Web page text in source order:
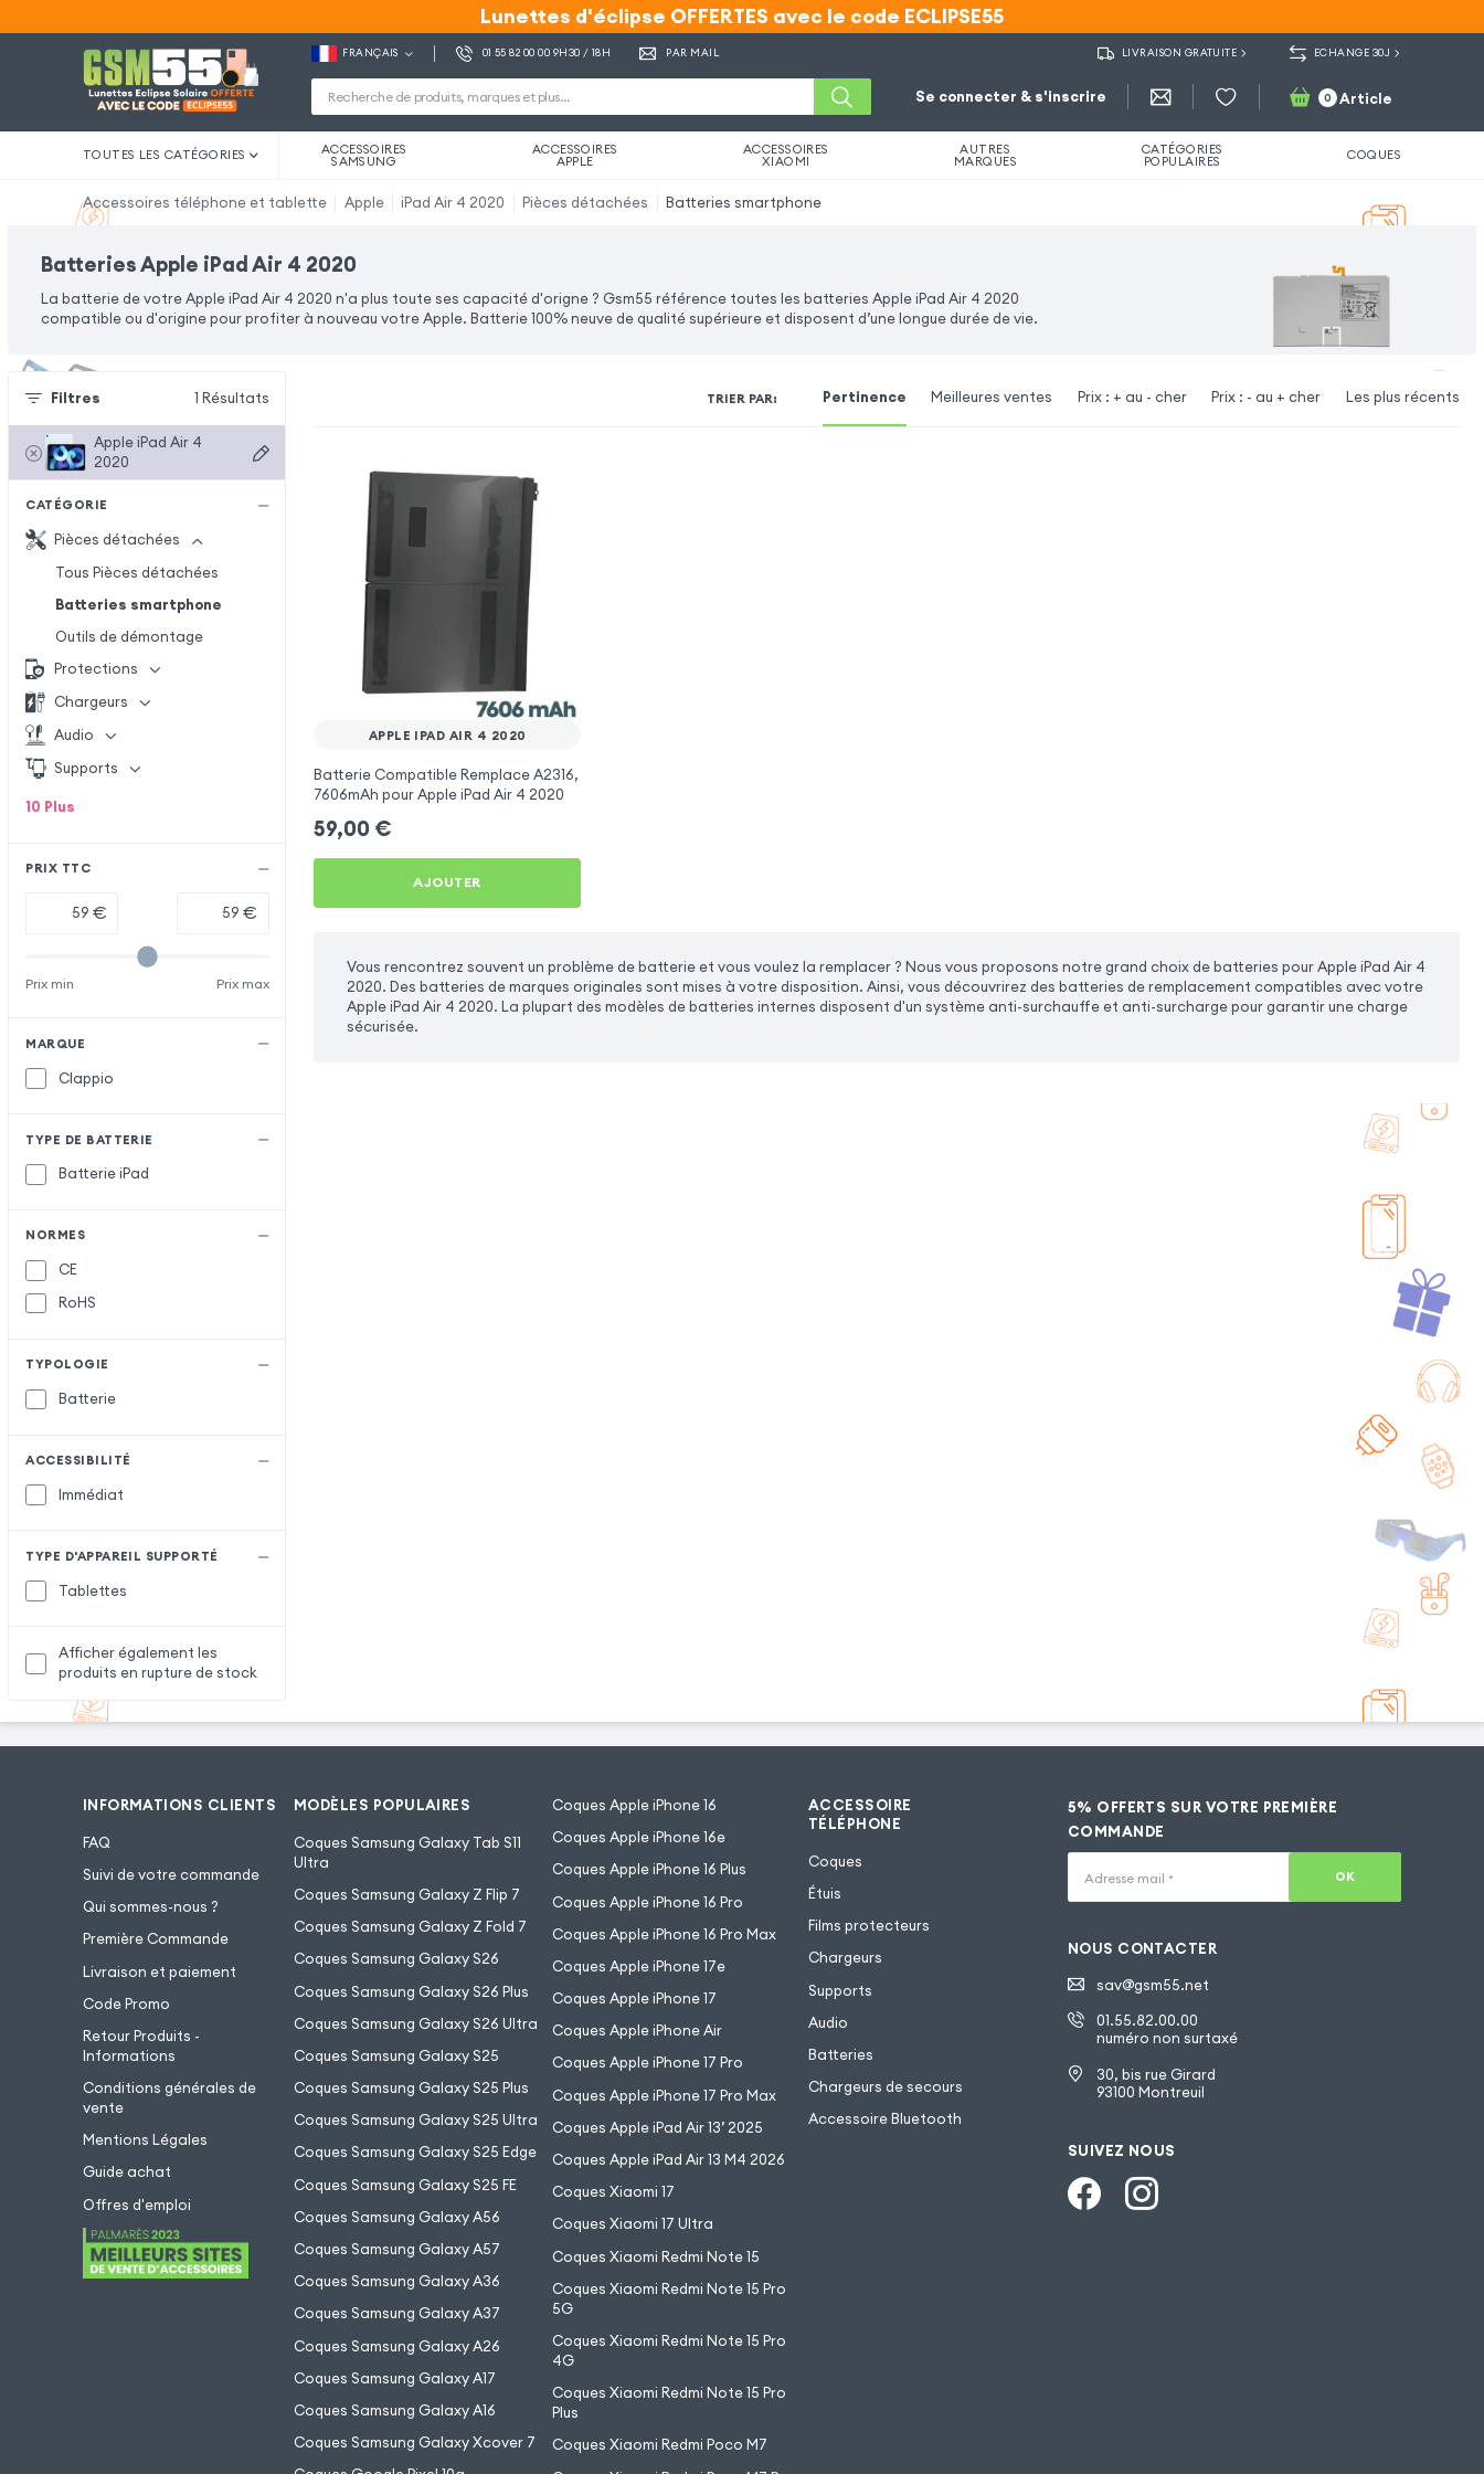
Lunettes d'éclipse OFFERTES avec le code ECLIPSE55
Lunettes d'éclipse OFFERTES avec le code ECLIPSE55
FRANÇAIS 01 55 82 00 00 9H30 / 18H PAR MAIL LIVRAISON GRATUITE ECHANGE 30J
Se connecter & s'inscrire 0 Article
TOUTES LES CATÉGORIES ACCESSOIRES
SAMSUNG
ACCESSOIRES
APPLE
ACCESSOIRES
XIAOMI
AUTRES
MARQUES
CATÉGORIES
POPULAIRES COQUES
Accessoires téléphone et tablette Apple iPad Air 4 2020 Pièces détachées Batteries smartphone
Batteries Apple iPad Air 4 2020
La batterie de votre Apple iPad Air 4 2020 n'a plus toute ses capacité d'origne ? Gsm55 référence toutes les batteries Apple iPad Air 4 2020
compatible ou d'origine pour profiter à nouveau votre Apple. Batterie 100% neuve de qualité supérieure et disposent d’une longue durée de vie.
Filtres 1 Résultats
Apple iPad Air 4
2020
CATÉGORIE
Pièces détachées
Tous Pièces détachées
Batteries smartphone
Outils de démontage
Protections
Chargeurs
Audio
Supports
10 Plus
PRIX TTC
€ €
Prix min Prix max
MARQUE
Clappio
TYPE DE BATTERIE
Batterie iPad
NORMES
CE
RoHS
TYPOLOGIE
Batterie
ACCESSIBILITÉ
Immédiat
TYPE D'APPAREIL SUPPORTÉ
Tablettes
Afficher également les
produits en rupture de stock
TRIER PAR: Pertinence Meilleures ventes Prix : + au - cher Prix : - au + cher Les plus récents
APPLE IPAD AIR 4 2020
Batterie Compatible Remplace A2316,
7606mAh pour Apple iPad Air 4 2020
59,00 €
AJOUTER
Vous rencontrez souvent un problème de batterie et vous voulez la remplacer ? Nous vous proposons notre grand choix de batteries pour Apple iPad Air 4
2020. Des batteries de marques originales sont mises à votre disposition. Ainsi, vous découvrirez des batteries de remplacement compatibles avec votre
Apple iPad Air 4 2020. La plupart des modèles de batteries internes disposent d'un système anti-surchauffe et anti-surcharge pour garantir une charge
sécurisée.
INFORMATIONS CLIENTS
FAQ
Suivi de votre commande
Qui sommes-nous ?
Première Commande
Livraison et paiement
Code Promo
Retour Produits -
Informations
Conditions générales de
vente
Mentions Légales
Guide achat
Offres d'emploi
MODÈLES POPULAIRES
Coques Samsung Galaxy Tab S11
Ultra
Coques Samsung Galaxy Z Flip 7
Coques Samsung Galaxy Z Fold 7
Coques Samsung Galaxy S26
Coques Samsung Galaxy S26 Plus
Coques Samsung Galaxy S26 Ultra
Coques Samsung Galaxy S25
Coques Samsung Galaxy S25 Plus
Coques Samsung Galaxy S25 Ultra
Coques Samsung Galaxy S25 Edge
Coques Samsung Galaxy S25 FE
Coques Samsung Galaxy A56
Coques Samsung Galaxy A57
Coques Samsung Galaxy A36
Coques Samsung Galaxy A37
Coques Samsung Galaxy A26
Coques Samsung Galaxy A17
Coques Samsung Galaxy A16
Coques Samsung Galaxy Xcover 7
Coques Apple iPhone 16
Coques Apple iPhone 16e
Coques Apple iPhone 16 Plus
Coques Apple iPhone 16 Pro
Coques Apple iPhone 16 Pro Max
Coques Apple iPhone 17e
Coques Apple iPhone 17
Coques Apple iPhone Air
Coques Apple iPhone 17 Pro
Coques Apple iPhone 17 Pro Max
Coques Apple iPad Air 13’ 2025
Coques Apple iPad Air 13 M4 2026
Coques Xiaomi 17
Coques Xiaomi 17 Ultra
Coques Xiaomi Redmi Note 15
Coques Xiaomi Redmi Note 15 Pro
5G
Coques Xiaomi Redmi Note 15 Pro
4G
Coques Xiaomi Redmi Note 15 Pro
Plus
Coques Xiaomi Redmi Poco M7
ACCESSOIRE
TÉLÉPHONE
Coques
Étuis
Films protecteurs
Chargeurs
Supports
Audio
Batteries
Chargeurs de secours
Accessoire Bluetooth
5% OFFERTS SUR VOTRE PREMIÈRE
COMMANDE
Adresse mail * OK
NOUS CONTACTER
sav@gsm55.net
01.55.82.00.00
numéro non surtaxé
30, bis rue Girard
93100 Montreuil
SUIVEZ NOUS